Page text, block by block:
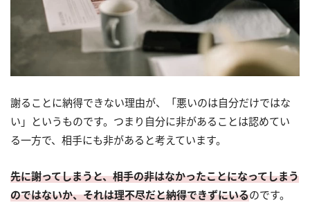
謝ることに納得できない理由が、「悪いのは自分だけではな
い」というものです。つまり自分に非があることは認めてい
る一方で、相手にも非があると考えています。
先に謝ってしまうと、相手の非はなかったことになってしまう
のではないか、それは理不尽だと納得できずにいるのです。